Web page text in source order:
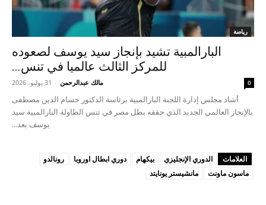
رياضة
البارالمبية تشيد بإنجاز سيد يوسف لصعوده
للمركز الثالث عالميا في تنس...
مالك عبدالرحمن - 31 يوليو، 2026 0
أشاد مجلس إدارة اللجنة البارالمبية برئاسة الدكتور حسام الدين مصطفى
بالإنجاز العالمي الجديد الذي حققه بطل مصر في تنس الطاولة البارالمبية سيد
يوسف بعد...
العلامات الدوري الإنجليزي بيكهام دوري ابطال اوروبا
رونالدو
ماسون ماونت
مانشيستر يونايتد